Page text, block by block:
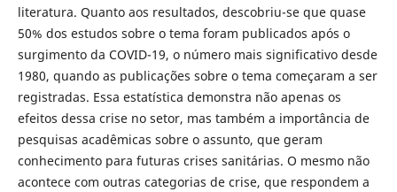
literatura. Quanto aos resultados, descobriu-se que quase
50% dos estudos sobre o tema foram publicados após o
surgimento da COVID-19, o número mais significativo desde
1980, quando as publicações sobre o tema começaram a ser
registradas. Essa estatística demonstra não apenas os
efeitos dessa crise no setor, mas também a importância de
pesquisas acadêmicas sobre o assunto, que geram
conhecimento para futuras crises sanitárias. O mesmo não
acontece com outras categorias de crise, que respondem a